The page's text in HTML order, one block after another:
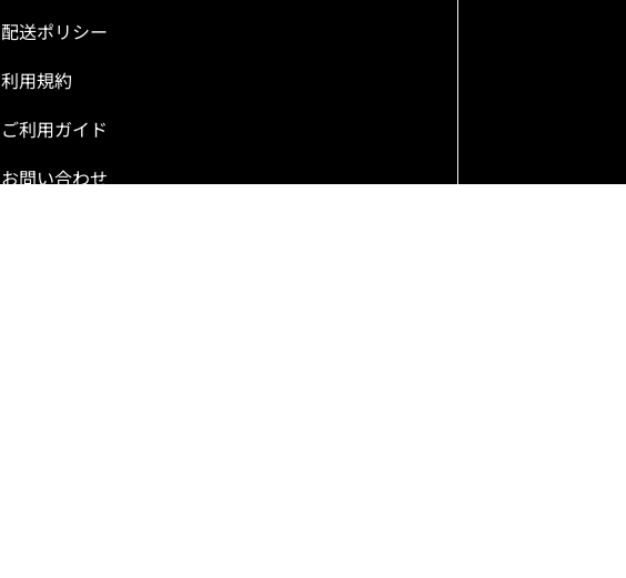
配送ポリシー
利用規約
ご利用ガイド
お問い合わせ